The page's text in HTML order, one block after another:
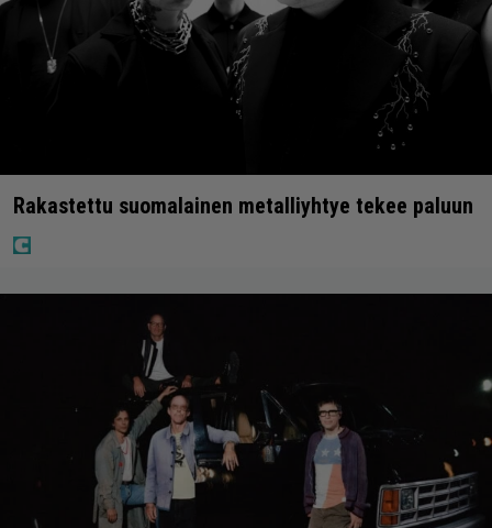
Rakastettu suomalainen metalliyhtye tekee paluun